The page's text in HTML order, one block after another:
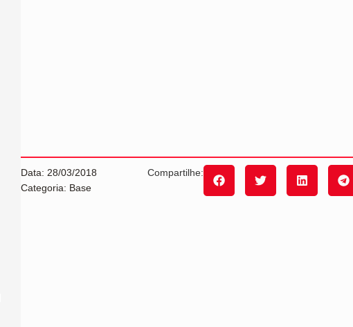
Data: 28/03/2018
Categoria: Base
Compartilhe: